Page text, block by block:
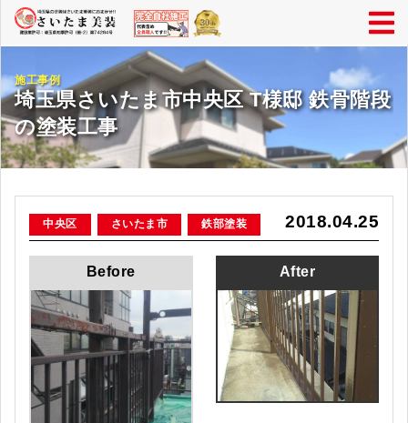
施工事例
埼玉県さいたま市中央区 T様邸 鉄骨階段
の塗装工事
2018.04.25
中央区 さいたま市 鉄部塗装
Before After